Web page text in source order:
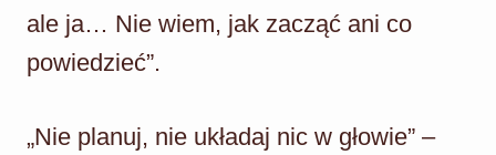
ale ja… Nie wiem, jak zacząć ani co
powiedzieć”.
„Nie planuj, nie układaj nic w głowie” –